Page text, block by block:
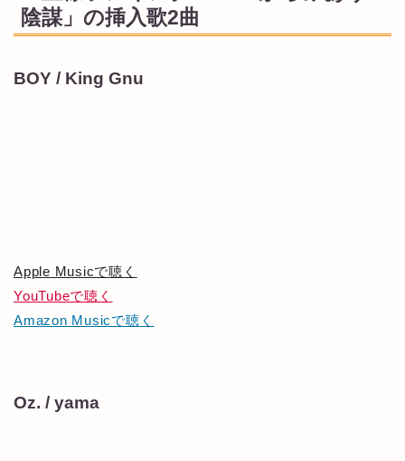
陰謀」の挿入歌2曲
BOY / King Gnu
Apple Musicで聴く
YouTubeで聴く
Amazon Musicで聴く
Oz. / yama